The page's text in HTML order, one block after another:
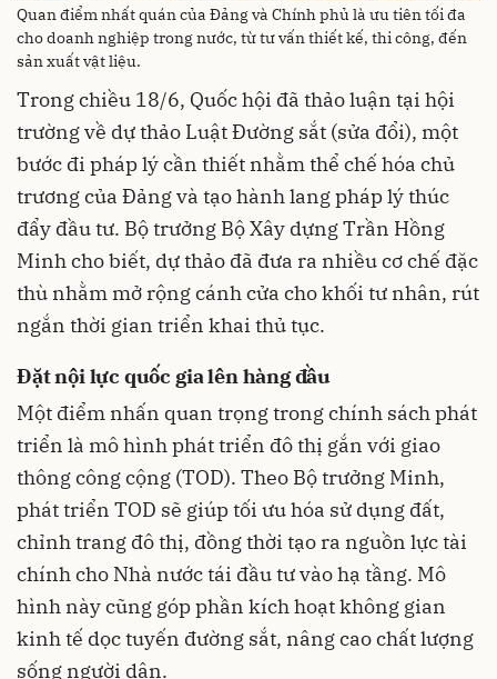
Quan điểm nhất quán của Đảng và Chính phủ là ưu tiên tối đa
cho doanh nghiệp trong nước, từ tư vấn thiết kế, thi công, đến
sản xuất vật liệu.
Trong chiều 18/6, Quốc hội đã thảo luận tại hội
trường về dự thảo Luật Đường sắt (sửa đổi), một
bước đi pháp lý cần thiết nhằm thể chế hóa chủ
trương của Đảng và tạo hành lang pháp lý thúc
đẩy đầu tư. Bộ trưởng Bộ Xây dựng Trần Hồng
Minh cho biết, dự thảo đã đưa ra nhiều cơ chế đặc
thù nhằm mở rộng cánh cửa cho khối tư nhân, rút
ngắn thời gian triển khai thủ tục.
Đặt nội lực quốc gia lên hàng đầu
Một điểm nhấn quan trọng trong chính sách phát
triển là mô hình phát triển đô thị gắn với giao
thông công cộng (TOD). Theo Bộ trưởng Minh,
phát triển TOD sẽ giúp tối ưu hóa sử dụng đất,
chỉnh trang đô thị, đồng thời tạo ra nguồn lực tài
chính cho Nhà nước tái đầu tư vào hạ tầng. Mô
hình này cũng góp phần kích hoạt không gian
kinh tế dọc tuyến đường sắt, nâng cao chất lượng
sống người dân.